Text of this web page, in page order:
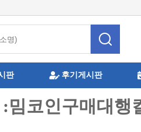
판 후기게시판
밈코인구매대행